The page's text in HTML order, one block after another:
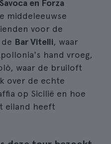
Savoca en Forza
middeleeuwse
voor de
Bar Vitelli, waar
hand vroeg,
waar de bruiloft
over de echte
op Sicilië en hoe
eiland heeft